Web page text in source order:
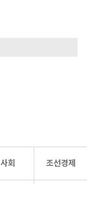
사회 조선경제